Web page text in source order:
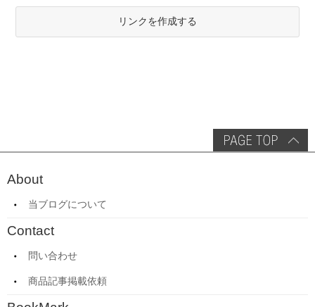
リンクを作成する
About
当ブログについて
Contact
問い合わせ
商品記事掲載依頼